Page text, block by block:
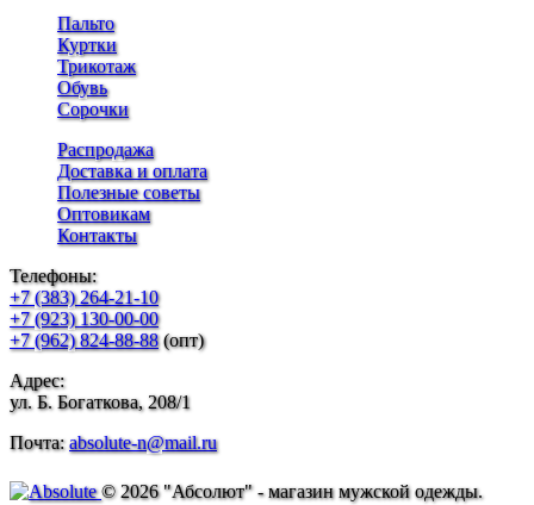
Пальто
Куртки
Трикотаж
Обувь
Сорочки
Распродажа
Доставка и оплата
Полезные советы
Оптовикам
Контакты
Телефоны:
+7 (383) 264-21-10
+7 (923) 130-00-00
+7 (962) 824-88-88(опт)
Адрес:
ул. Б. Богаткова, 208/1
Почта:absolute-n@mail.ru
© 2026 "Абсолют" - магазин мужской одежды.